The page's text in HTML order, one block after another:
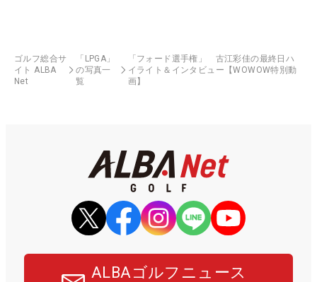
ゴルフ総合サ
イト ALBA
Net
「LPGA」
の写真一
覧
「フォード選手権」 古江彩佳の最終日ハ
イライト＆インタビュー【WOWOW特別動
画】
ALBAゴルフニュース